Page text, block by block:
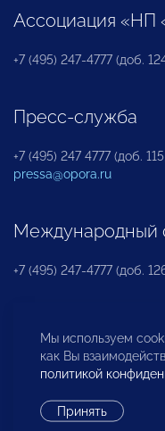
Ассоциация
+7 (495) 247-4777 (доб.
Пресс-служба
+7 (495) 247 4777 (доб.
pressa@opora.ru
+7 (495) 247-4777 (доб.
Бюро по защите
инвесторов
Мы используем
как Вы
политикой
Принять